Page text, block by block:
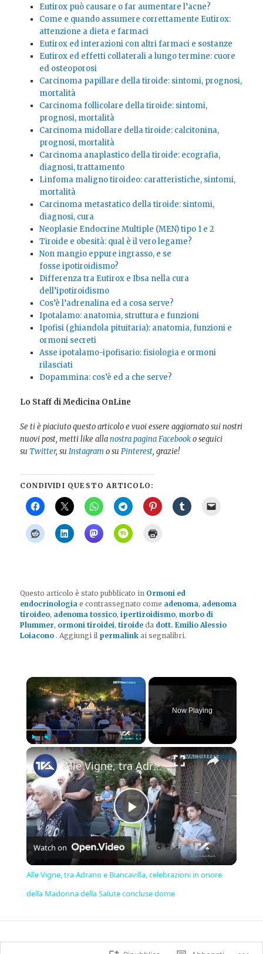
Eutirox può causare o far aumentare l’acne?
Come e quando assumere correttamente Eutirox:
attenzione a dieta e farmaci
Eutirox ed interazioni con altri farmaci e sostanze
Eutirox ed effetti collaterali a lungo termine: cuore
ed osteoporosi
Carcinoma papillare della tiroide: sintomi, prognosi,
mortalità
Carcinoma follicolare della tiroide: sintomi,
prognosi, mortalità
Carcinoma midollare della tiroide: calcitonina,
prognosi, mortalità
Carcinoma anaplastico della tiroide: ecografia,
diagnosi, trattamento
Linfoma maligno tiroideo: caratteristiche, sintomi,
mortalità
Carcinoma metastatico della tiroide: sintomi,
diagnosi, cura
Neoplasie Endocrine Multiple (MEN) tipo 1 e 2
Tiroide e obesità: qual è il vero legame?
Non mangio eppure ingrasso, e se
fosse ipotiroidismo?
Differenza tra Eutirox e Ibsa nella cura
dell’ipotiroidismo
Cos’è l’adrenalina ed a cosa serve?
Ipotalamo: anatomia, struttura e funzioni
Ipofisi (ghiandola pituitaria): anatomia, funzioni e
ormoni secreti
Asse ipotalamo-ipofisario: fisiologia e ormoni
rilasciati
Dopammina: cos’è ed a che serve?
Lo Staff di Medicina OnLine
Se ti è piaciuto questo articolo e vuoi essere aggiornato sui nostri
nuovi post, metti like allanostra pagina Facebooko seguici
suTwitter, suInstagramo suPinterest, grazie!
CONDIVIDI QUESTO ARTICOLO:
Questo articolo è stato pubblicato in Ormoni ed
endocrinologia e contrassegnato come adenoma, adenoma
tiroideo, adenoma tossico,ipertiroidismo,morbo di
Plummer, ormoni tiroidei,tiroide da dott. Emilio Alessio
Loiacono . Aggiungi il permalink ai segnalibri.
×
Play Unmute Fullscreen
Now Playing
×
Play
Video
Alle Vigne, tra Adrano e Biancavilla, celebrazioni in onore della Madonna della Salute concluse dome
Watch on
Alle Vigne, tra Adrano e Biancavilla, celebrazioni in onore
della Madonna della Salute concluse dome